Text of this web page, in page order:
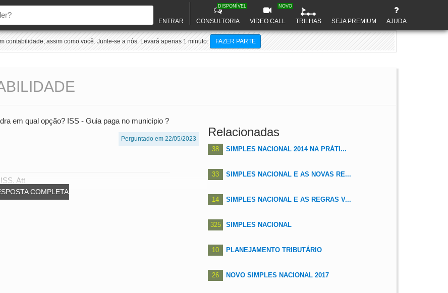
ENTRAR CONSULTORIA
DISPONÍVEL
VIDEO CALL
NOVO
TRILHAS SEJA PREMIUM AJUDA
contabilidade, assim como você. Junte-se a nós. Levará apenas 1 minuto: FAZER PARTE
em qual opção? ISS - Guia paga no municipio ?
Perguntado em 22/05/2023
COMPLETA
Att
Relacionadas
38 SIMPLES NACIONAL 2014 NA PRÁTI...
33 SIMPLES NACIONAL E AS NOVAS RE...
14 SIMPLES NACIONAL E AS REGRAS V...
325 SIMPLES NACIONAL
10 PLANEJAMENTO TRIBUTÁRIO
26 NOVO SIMPLES NACIONAL 2017